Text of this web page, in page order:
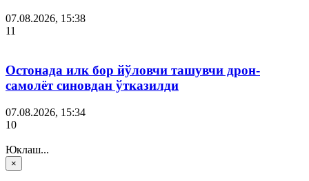
07.08.2026, 15:38
11
Остонада илк бор йўловчи ташувчи дрон-
самолёт синовдан ўтказилди
07.08.2026, 15:34
10
Юклаш...
×